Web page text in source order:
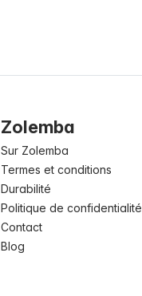
Zolemba
Sur Zolemba
Termes et conditions
Durabilité
Politique de confidentialité
Contact
Blog